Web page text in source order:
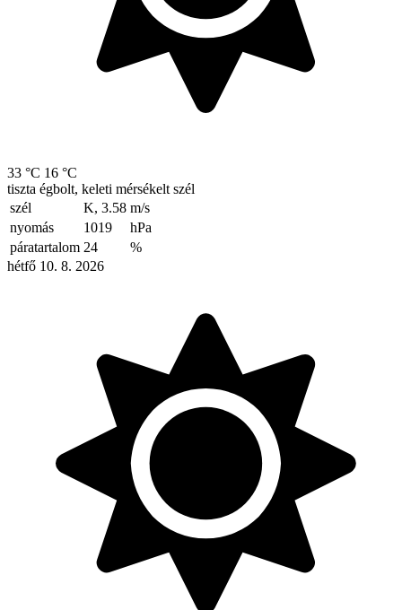
33 °C 16 °C
tiszta égbolt, keleti mérsékelt szél
szél
K, 3.58 m/s
nyomás
1019
hPa
páratartalom 24
%
hétfő 10. 8. 2026